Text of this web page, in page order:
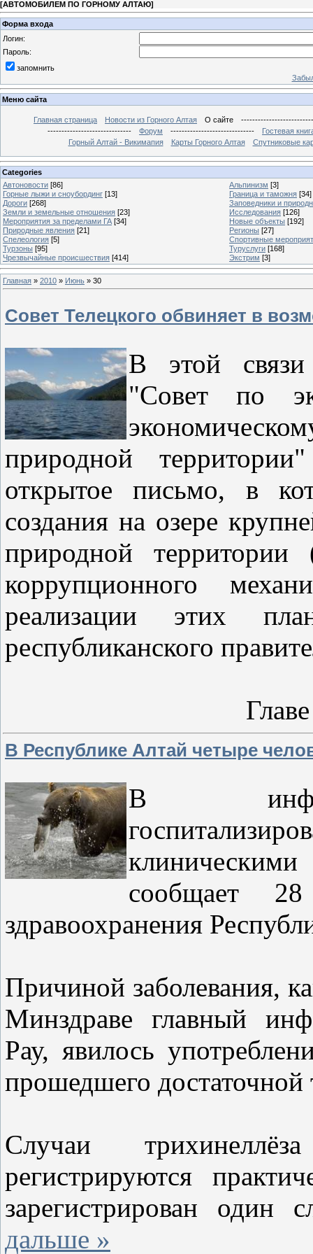
[АВТОМОБИЛЕМ ПО ГОРНОМУ АЛТАЮ]
Форма входа
Логин:
Пароль:
запомнить
Меню сайта
Главная страница Новости из Горного Алтая О сайте
------------------------------
Форум ------------------------------
Гостевая
Горный Алтай - Викимапия
Карты Горного Алтая Спутниковые
Categories
Автоновости [86] Альпинизм [3]
Горные лыжи и сноубординг [13] Граница и таможня [34]
Дороги [268]
Заповедники и
Земли и земельные отношения [23] Исследования [126]
Мероприятия за пределами ГА [34] Новые объекты [192]
Природные явления [21] Регионы [27]
Спелеология [5]
Спортивные
Турзоны [95] Туруслуги [168]
Чрезвычайные происшествия [414] Экстрим [3]
Главная » 2010 » Июнь » 30
Совет Телецкого обвиняет в
В этой связи
"Совет по
природной
открытое письмо, в
создания на озере
природной
коррупционного
реализации этих
республиканского
В Республике Алтай четыре
В
сообщает
здравоохранения
Причиной заболевания,
Минздраве главный
Рау, явилось
прошедшего
Случаи
регистрируются
зарегистрирован один
дальше »